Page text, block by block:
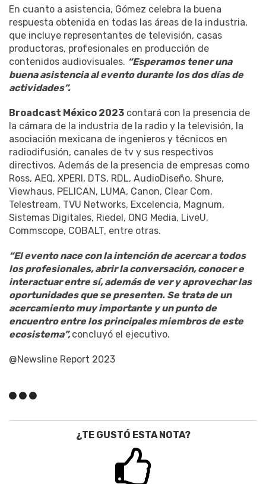
En cuanto a asistencia, Gómez celebra la buena
respuesta obtenida en todas las áreas de la industria,
que incluye representantes de televisión, casas
productoras, profesionales en producción de
contenidos audiovisuales. “Esperamos tener una
buena asistencia al evento durante los dos días de
actividades”.
Broadcast México 2023 contará con la presencia de
la cámara de la industria de la radio y la televisión, la
asociación mexicana de ingenieros y técnicos en
radiodifusión, canales de tv y sus respectivos
directivos. Además de la presencia de empresas como
Ross, AEQ, XPERI, DTS, RDL, AudioDiseño, Shure,
Viewhaus, PELICAN, LUMA, Canon, Clear Com,
Telestream, TVU Networks, Excelencia, Magnum,
Sistemas Digitales, Riedel, ONG Media, LiveU,
Commscope, COBALT, entre otras.
“El evento nace con la intención de acercar a todos
los profesionales, abrir la conversación, conocer e
interactuar entre sí, además de ver y aprovechar las
oportunidades que se presenten. Se trata de un
acercamiento muy importante y un punto de
encuentro entre los principales miembros de este
ecosistema”,concluyó el ejecutivo.
@Newsline Report 2023
¿TE GUSTÓ ESTA NOTA?